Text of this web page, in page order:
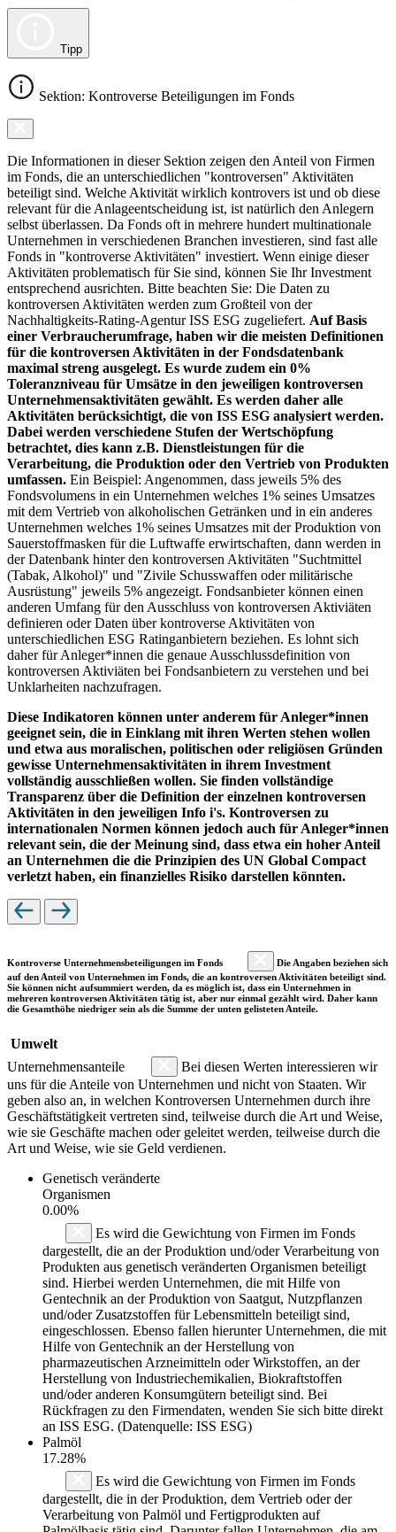
Tipp
Sektion: Kontroverse Beteiligungen im Fonds
Die Informationen in dieser Sektion zeigen den Anteil von Firmen
im Fonds, die an unterschiedlichen "kontroversen" Aktivitäten
beteiligt sind. Welche Aktivität wirklich kontrovers ist und ob diese
relevant für die Anlageentscheidung ist, ist natürlich den Anlegern
selbst überlassen. Da Fonds oft in mehrere hundert multinationale
Unternehmen in verschiedenen Branchen investieren, sind fast alle
Fonds in "kontroverse Aktivitäten" investiert. Wenn einige dieser
Aktivitäten problematisch für Sie sind, können Sie Ihr Investment
entsprechend ausrichten. Bitte beachten Sie: Die Daten zu
kontroversen Aktivitäten werden zum Großteil von der
Nachhaltigkeits-Rating-Agentur ISS ESG zugeliefert. Auf Basis
einer Verbraucherumfrage, haben wir die meisten Definitionen
für die kontroversen Aktivitäten in der Fondsdatenbank
maximal streng ausgelegt. Es wurde zudem ein 0%
Toleranzniveau für Umsätze in den jeweiligen kontroversen
Unternehmensaktivitäten gewählt. Es werden daher alle
Aktivitäten berücksichtigt, die von ISS ESG analysiert werden.
Dabei werden verschiedene Stufen der Wertschöpfung
betrachtet, dies kann z.B. Dienstleistungen für die
Verarbeitung, die Produktion oder den Vertrieb von Produkten
umfassen. Ein Beispiel: Angenommen, dass jeweils 5% des
Fondsvolumens in ein Unternehmen welches 1% seines Umsatzes
mit dem Vertrieb von alkoholischen Getränken und in ein anderes
Unternehmen welches 1% seines Umsatzes mit der Produktion von
Sauerstoffmasken für die Luftwaffe erwirtschaften, dann werden in
der Datenbank hinter den kontroversen Aktivitäten "Suchtmittel
(Tabak, Alkohol)" und "Zivile Schusswaffen oder militärische
Ausrüstung" jeweils 5% angezeigt. Fondsanbieter können einen
anderen Umfang für den Ausschluss von kontroversen Aktiviäten
definieren oder Daten über kontroverse Aktivitäten von
unterschiedlichen ESG Ratinganbietern beziehen. Es lohnt sich
daher für Anleger*innen die genaue Ausschlussdefinition von
kontroversen Aktiviäten bei Fondsanbietern zu verstehen und bei
Unklarheiten nachzufragen.
Diese Indikatoren können unter anderem für Anleger*innen
geeignet sein, die in Einklang mit ihren Werten stehen wollen
und etwa aus moralischen, politischen oder religiösen Gründen
gewisse Unternehmensaktivitäten in ihrem Investment
vollständig ausschließen wollen. Sie finden vollständige
Transparenz über die Definition der einzelnen kontroversen
Aktivitäten in den jeweiligen Info i's. Kontroversen zu
internationalen Normen können jedoch auch für Anleger*innen
relevant sein, die der Meinung sind, dass etwa ein hoher Anteil
an Unternehmen die die Prinzipien des UN Global Compact
verletzt haben, ein finanzielles Risiko darstellen könnten.
Kontroverse Unternehmensbeteiligungen im Fonds
Die Angaben beziehen sich
auf den Anteil von Unternehmen im Fonds, die an kontroversen Aktivitäten beteiligt sind.
Sie können nicht aufsummiert werden, da es möglich ist, dass ein Unternehmen in
mehreren kontroversen Aktivitäten tätig ist, aber nur einmal gezählt wird. Daher kann
die Gesamthöhe niedriger sein als die Summe der unten gelisteten Anteile.
Umwelt
Unternehmensanteile
Bei diesen Werten interessieren wir
uns für die Anteile von Unternehmen und nicht von Staaten. Wir
geben also an, in welchen Kontroversen Unternehmen durch ihre
Geschäftstätigkeit vertreten sind, teilweise durch die Art und Weise,
wie sie Geschäfte machen oder geleitet werden, teilweise durch die
Art und Weise, wie sie Geld verdienen.
Genetisch veränderte
Organismen
0.00%
Es wird die Gewichtung von Firmen im Fonds
dargestellt, die an der Produktion und/oder Verarbeitung von
Produkten aus genetisch veränderten Organismen beteiligt
sind. Hierbei werden Unternehmen, die mit Hilfe von
Gentechnik an der Produktion von Saatgut, Nutzpflanzen
und/oder Zusatzstoffen für Lebensmitteln beteiligt sind,
eingeschlossen. Ebenso fallen hierunter Unternehmen, die mit
Hilfe von Gentechnik an der Herstellung von
pharmazeutischen Arzneimitteln oder Wirkstoffen, an der
Herstellung von Industriechemikalien, Biokraftstoffen
und/oder anderen Konsumgütern beteiligt sind. Bei
Rückfragen zu den Firmendaten, wenden Sie sich bitte direkt
an ISS ESG. (Datenquelle: ISS ESG)
Palmöl
17.28%
Es wird die Gewichtung von Firmen im Fonds
dargestellt, die in der Produktion, dem Vertrieb oder der
Verarbeitung von Palmöl und Fertigprodukten auf